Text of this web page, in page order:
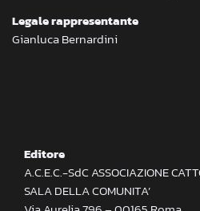
Legale rappresentante
Gianluca Bernardini
Editore
A.C.E.C.-SdC ASSOCIAZIONE
SALA DELLA COMUNITA’